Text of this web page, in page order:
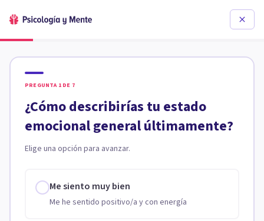
PREGUNTA 1 DE 7
¿Cómo describirías tu estado
emocional general últimamente?
Elige una opción para avanzar.
Me siento muy bien
Me he sentido positivo/a y con energía